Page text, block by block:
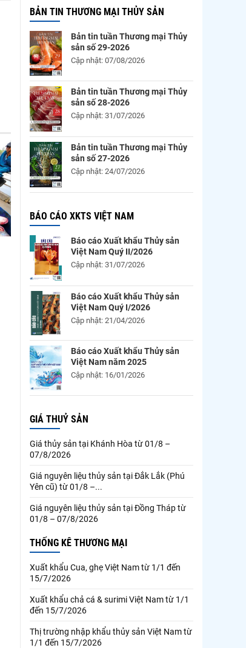
BẢN TIN THƯƠNG MẠI THỦY SẢN
Bản tin tuần Thương mại Thủy
sản số 29-2026
Cập nhật: 07/08/2026
Bản tin tuần Thương mại Thủy
sản số 28-2026
Cập nhật: 31/07/2026
Bản tin tuần Thương mại Thủy
sản số 27-2026
Cập nhật: 24/07/2026
BÁO CÁO XKTS VIỆT NAM
Báo cáo Xuất khẩu Thủy sản
Việt Nam Quý II/2026
Cập nhật: 31/07/2026
Báo cáo Xuất khẩu Thủy sản
Việt Nam Quý I/2026
Cập nhật: 21/04/2026
Báo cáo Xuất khẩu Thủy sản
Việt Nam năm 2025
Cập nhật: 16/01/2026
GIÁ THUỶ SẢN
Giá thủy sản tại Khánh Hòa từ 01/8 –
07/8/2026
Giá nguyên liệu thủy sản tại Đắk Lắk (Phú
Yên cũ) từ 01/8 –...
Giá nguyên liệu thủy sản tại Đồng Tháp từ
01/8 – 07/8/2026
THỐNG KÊ THƯƠNG MẠI
Xuất khẩu Cua, ghẹ Việt Nam từ 1/1 đến
15/7/2026
Xuất khẩu chả cá & surimi Việt Nam từ 1/1
đến 15/7/2026
Thị trường nhập khẩu thủy sản Việt Nam từ
1/1 đến 15/7/2026